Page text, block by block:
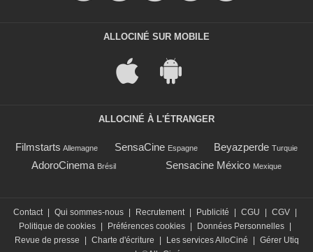
ALLOCINÉ SUR MOBILE
ALLOCINÉ À L'ÉTRANGER
Filmstarts Allemagne SensaCine Espagne Beyazperde Turquie
AdoroCinema Brésil Sensacine México Mexique
Contact | Qui sommes-nous | Recrutement | Publicité | CGU | CGV |
Politique de cookies | Préférences cookies | Données Personnelles |
Revue de presse
| Charte d'écriture | Les services AlloCiné | Gérer Utiq